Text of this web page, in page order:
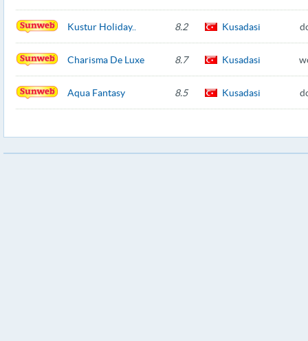
Kustur Holiday.. 8.2 Kusadasi
Charisma De Luxe 8.7 Kusadasi
Aqua Fantasy 8.5 Kusadasi